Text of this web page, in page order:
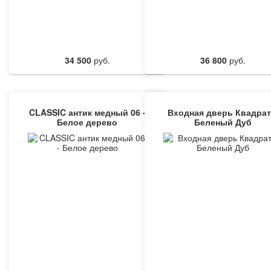
34 500руб. 36 800руб.
CLASSIC антик медный 06 -
Белое дерево
Входная дверь
Беленый Дуб